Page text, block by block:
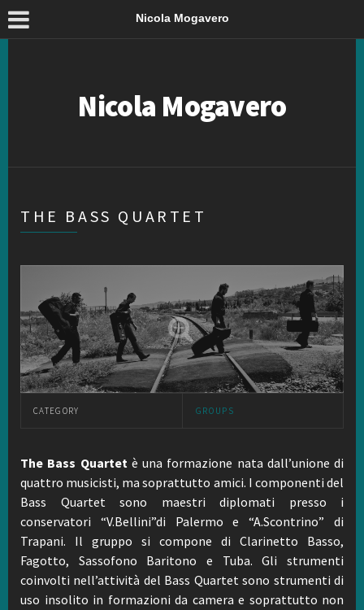
Nicola Mogavero
Nicola Mogavero
THE BASS QUARTET
CATEGORY GROUPS
The Bass Quartetè una formazione nata dall’unione di
quattro musicisti, ma soprattutto amici. I componenti del
Bass Quartet sono maestri diplomati presso i
conservatori “V.Bellini”di Palermo e “A.Scontrino” di
Trapani. Il gruppo si compone di Clarinetto Basso,
Fagotto, Sassofono Baritono e Tuba. Gli strumenti
coinvolti nell’attività del Bass Quartet sono strumenti di
uso insolito in formazioni da camera e soprattutto non